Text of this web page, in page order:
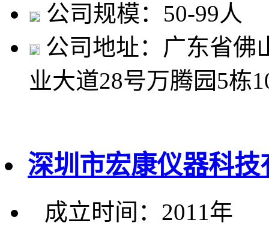
公司规模：50-99人
公司地址：广东省佛
业大道28号万腾园5栋
深圳市宏康仪器科技
成立时间：2011年